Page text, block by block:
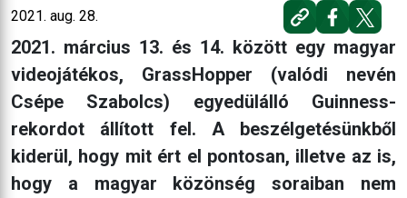
2021. aug. 28.
2021. március 13. és 14. között egy magyar
videojátékos, GrassHopper (valódi nevén
Csépe Szabolcs) egyedülálló Guinness-
rekordot állított fel. A beszélgetésünkből
kiderül, hogy mit ért el pontosan, illetve az is,
hogy a magyar közönség soraiban nem